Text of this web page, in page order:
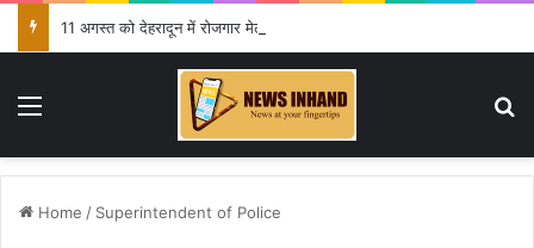
11 अगस्त को देहरादून में रोजगार मेला, 559 पदों पर होगा चयन
Menu
Home / Superintendent of Police